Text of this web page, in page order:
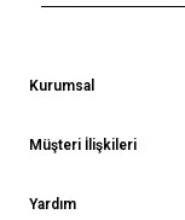
Kurumsal
Müşteri İlişkileri
Yardım